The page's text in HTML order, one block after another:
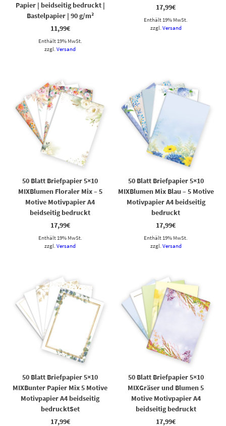
Papier | beidseitig bedruckt |
Bastelpapier | 90 g/m²
11,99€
Enthält 19% MwSt.
zzgl.Versand
17,99€
Enthält 19% MwSt.
zzgl. Versand
50 Blatt Briefpapier 5×10
MIXBlumen Floraler Mix – 5
Motive Motivpapier A4
beidseitig bedruckt
17,99€
Enthält 19% MwSt.
zzgl.Versand
50 Blatt Briefpapier 5×10
MIXBlumen Mix Blau – 5 Motive
Motivpapier A4 beidseitig
bedruckt
17,99€
Enthält 19% MwSt.
zzgl. Versand
50 Blatt Briefpapier 5×10
MIXBunter Papier Mix 5 Motive
Motivpapier A4 beidseitig
bedrucktSet
17,99€
50 Blatt Briefpapier 5×10
MIXGräser und Blumen 5
Motive Motivpapier A4
beidseitig bedruckt
17,99€